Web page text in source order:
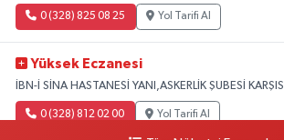
0 (328) 825 08 25 Yol Tarifi Al
Yüksek Eczanesi
İBN-İ SİNA HASTANESİ YANI,ASKERLİK ŞUBESİ KARŞISI
0 (328) 812 02 00 Yol Tarifi Al